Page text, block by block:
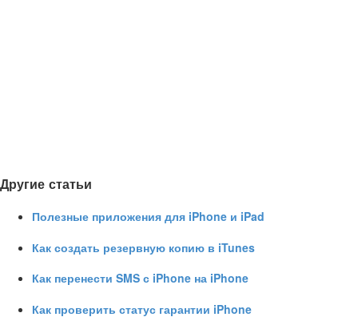
Другие статьи
Полезные приложения для iPhone и iPad
Как создать резервную копию в iTunes
Как перенести SMS с iPhone на iPhone
Как проверить статус гарантии iPhone